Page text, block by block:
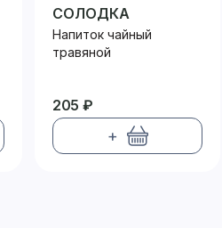
СОЛОДКА
Напиток чайный
травяной
205 ₽
+